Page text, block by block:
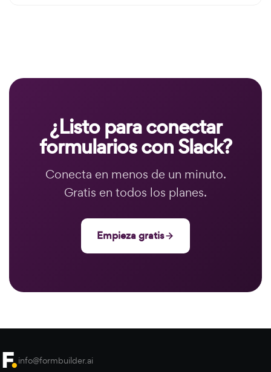
¿Listo para conectar
formularios con Slack?
Conecta en menos de un minuto.
Gratis en todos los planes.
Empieza gratis
info@formbuilder.ai